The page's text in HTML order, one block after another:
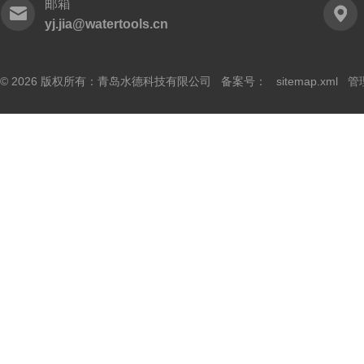
邮箱
yj.jia@watertools.cn
© 2026 版权所有：青岛水德科技有限公司 备案号： sitemap.xml 管